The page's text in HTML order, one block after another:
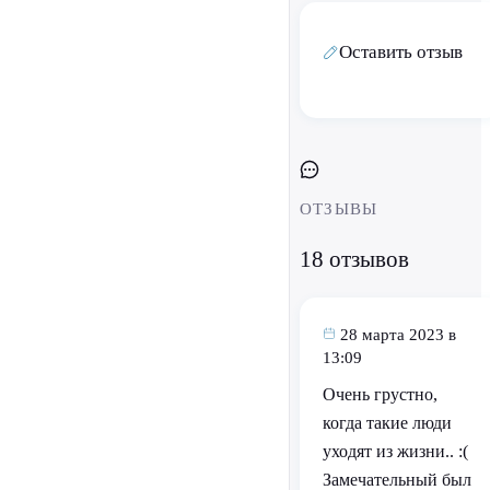
Оставить отзыв
ОТЗЫВЫ
18 отзывов
28 марта 2023 в
13:09
Очень грустно,
когда такие люди
уходят из жизни.. :(
Замечательный был